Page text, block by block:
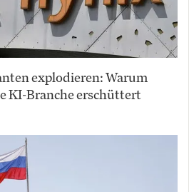
explodieren: Warum
KI-Branche erschüttert